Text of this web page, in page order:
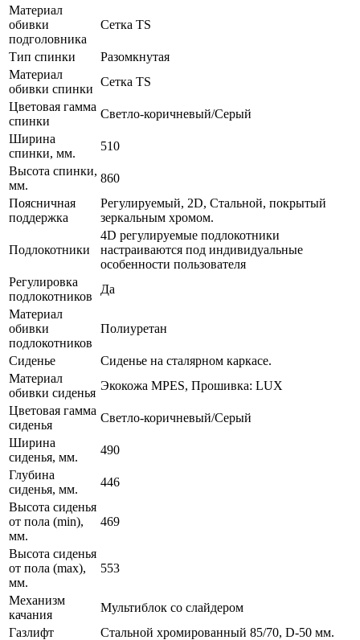
Материал
обивки
подголовника
Сетка TS
Тип спинки
Разомкнутая
Материал
обивки спинки
Сетка TS
Цветовая гамма
спинки
Светло-коричневый/Серый
Ширина
спинки, мм.
510
Высота спинки,
мм.
860
Поясничная
поддержка
Регулируемый, 2D, Стальной, покрытый
зеркальным хромом.
Подлокотники
4D регулируемые подлокотники
настраиваются под индивидуальные
особенности пользователя
Регулировка
подлокотников
Да
Материал
обивки
подлокотников
Полиуретан
Сиденье
Сиденье на сталярном каркасе.
Материал
обивки сиденья
Экокожа MPES, Прошивка: LUX
Цветовая гамма
сиденья
Светло-коричневый/Серый
Ширина
сиденья, мм.
490
Глубина
сиденья, мм.
446
Высота сиденья
от пола (min),
мм.
469
Высота сиденья
от пола (mах),
мм.
553
Механизм
качания
Мультиблок со слайдером
Газлифт
Стальной хромированный 85/70, D-50 мм.